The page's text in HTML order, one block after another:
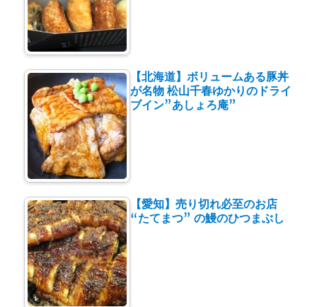
【北海道】ボリュームある豚丼
が名物 松山千春ゆかりのドライ
ブイン”あしょろ庵”
【愛知】売り切れ必至のお店
“たてまつ” の鰻のひつまぶし